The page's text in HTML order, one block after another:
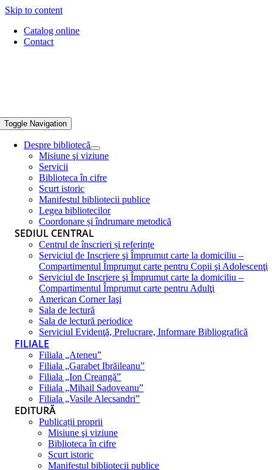
Skip to content
Catalog online
Contact
Toggle Navigation
Despre bibliotecă
Misiune şi viziune
Servicii
Biblioteca în cifre
Scurt istoric
Manifestul bibliotecii publice
Legea bibliotecilor
Coordonare și îndrumare metodică
SEDIUL CENTRAL
Centrul de înscrieri și referințe
Serviciul de Inscriere şi Împrumut carte la domiciliu –
Compartimentul Împrumut carte pentru Copii şi Adolescenţi
Serviciul de Inscriere şi Împrumut carte la domiciliu –
Compartimentul Împrumut carte pentru Adulţi
American Corner Iaşi
Sala de lectură
Sala de lectură periodice
Serviciul Evidenţă, Prelucrare, Informare Bibliografică
FILIALE
Filiala „Ateneu”
Filiala „Garabet Ibrăileanu”
Filiala „Ion Creangă”
Filiala „Mihail Sadoveanu”
Filiala „Vasile Alecsandri”
EDITURĂ
Publicații proprii
Misiune şi viziune
Biblioteca în cifre
Scurt istoric
Manifestul bibliotecii publice